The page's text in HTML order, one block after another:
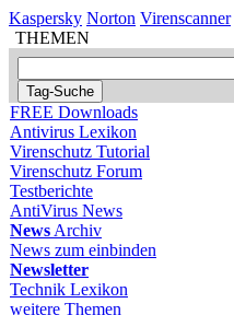
Kaspersky Norton Virenscanner
THEMEN
FREE Downloads
Antivirus Lexikon
Virenschutz Tutorial
Virenschutz Forum
Testberichte
AntiVirus News
News Archiv
News zum einbinden
Newsletter
Technik Lexikon
weitere Themen